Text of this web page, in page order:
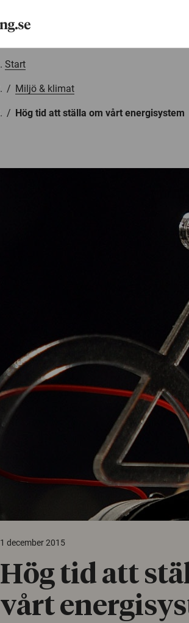
Start
/ Miljö & klimat
/ Hög tid att ställa om vårt energisystem
1 december 2015
Hög tid att
vårt